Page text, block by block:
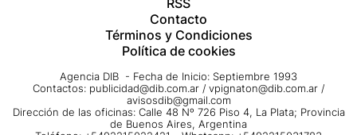
RSS
Contacto
Términos y Condiciones
Política de cookies
Agencia DIB - Fecha de Inicio: Septiembre 1993
Contactos: publicidad@dib.com.ar / vpignaton@dib.com.ar /
avisosdib@gmail.com
Dirección de las oficinas: Calle 48 Nº 726 Piso 4, La Plata; Provincia
de Buenos Aires, Argentina